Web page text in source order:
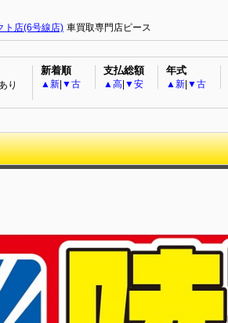
ト店(6号線店) 車買取専門店ピース
り
新着順
▲新 ▼古
支払総額
▲高 ▼安
年式
▲新 ▼古